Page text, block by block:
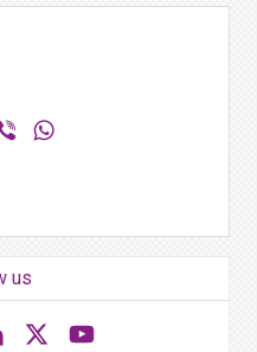
Viber
us
LinkedIn